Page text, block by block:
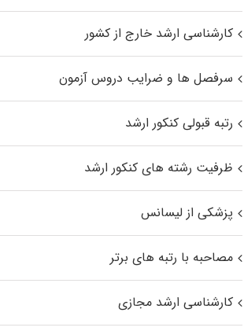
کارشناسی ارشد خارج از کشور
سرفصل ها و ضرایب دروس آزمون
رتبه قبولی کنکور ارشد
ظرفیت رشته های کنکور ارشد
پزشکی از لیسانس
مصاحبه با رتبه های برتر
کارشناسی ارشد مجازی